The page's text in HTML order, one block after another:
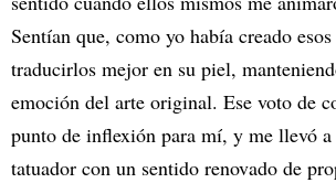
Sentían que, como yo había creado
traducirlos mejor en su piel,
emoción del arte original. Ese voto de
punto de inflexión para mí, y me llevó
tatuador con un sentido renovado de